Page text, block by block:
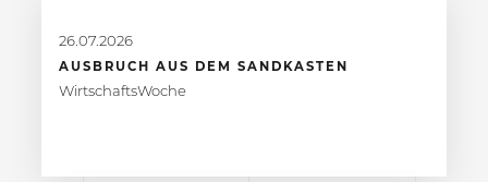
26.07.2026
AUSBRUCH AUS DEM SANDKASTEN
WirtschaftsWoche